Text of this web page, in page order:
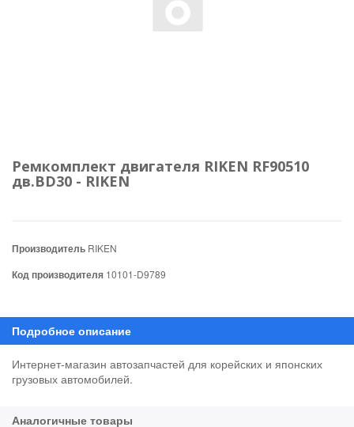
Ремкомплект двигателя RIKEN RF90510
дв.BD30 - RIKEN
Производитель RIKEN
Код производителя 10101-D9789
Интернет-магазин автозапчастей для корейских и японских
грузовых автомобилей.